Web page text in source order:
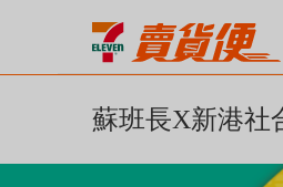
蘇班長X新港社